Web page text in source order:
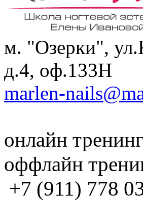
м. "Озерки",
д.4, оф.133H
marlen-
онлайн
оффлайн
+7 (911) 778